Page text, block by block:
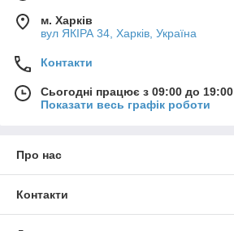
м. Харків
вул ЯКІРА 34, Харків, Україна
Контакти
Сьогодні працює з 09:00 до 19:00
Показати весь графік роботи
Про нас
Контакти